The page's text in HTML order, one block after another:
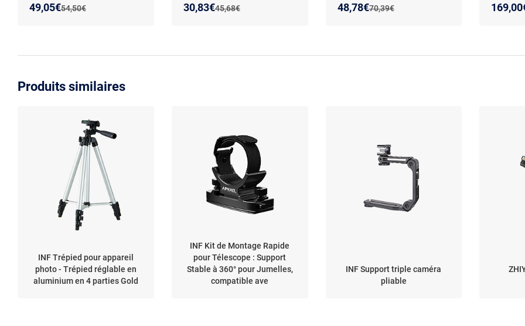
Ancien prix :
54,50€
Nouveau prix :
49,05€
Réduction de : Ancien prix :
45,68€
Nouveau prix :
30,83€
Réduction de : Ancien prix :
70,39€
Nouveau prix :
48,78€
Réduction de :
d'image
améliorée
Produits similaires
INF Trépied pour appareil
photo - Trépied réglable en
aluminium en 4 parties Gold
INF Kit de Montage Rapide
pour Télescope : Support
Stable à 360° pour Jumelles,
compatible ave
INF Support triple caméra
pliable